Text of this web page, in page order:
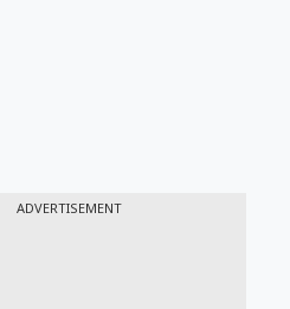
ADVERTISEMENT